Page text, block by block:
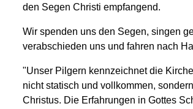
den Segen Christi empfangend.
Wir spenden uns den Segen, singen
verabschieden uns und fahren nach
"Unser Pilgern kennzeichnet die
nicht statisch und vollkommen,
Christus. Die Erfahrungen in Gottes